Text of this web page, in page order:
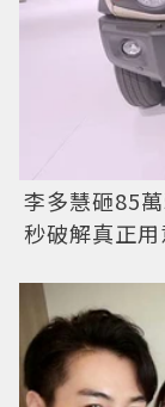
李多慧砸85
秒破解真正用